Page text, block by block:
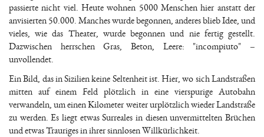
passierte nicht viel. Heute wohnen 5000 Menschen hier anstatt der
anvisierten 50.000. Manches wurde begonnen, anderes blieb Idee, und
vieles, wie das Theater, wurde begonnen und nie fertig gestellt.
Dazwischen herrschen Gras, Beton, Leere: "incompiuto" –
unvollendet.
Ein Bild, das in Sizilien keine Seltenheit ist. Hier, wo sich Landstraßen
mitten auf einem Feld plötzlich in eine vierspurige Autobahn
verwandeln, um einen Kilometer weiter urplötzlich wieder Landstraße
zu werden. Es liegt etwas Surreales in diesen unvermittelten Brüchen
und etwas Trauriges in ihrer sinnlosen Willkürlichkeit.